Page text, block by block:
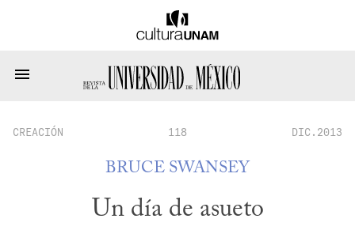
CREACIÓN 118 DIC.2013
BRUCE SWANSEY
Un día de asueto